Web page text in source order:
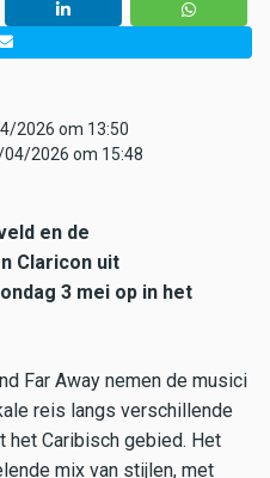
2026 om 13:50
2026 om 15:48
en de
Claricon uit
3 mei op in het
Far Away nemen de musici
reis langs verschillende
het Caribisch gebied. Het
mix van stijlen, met